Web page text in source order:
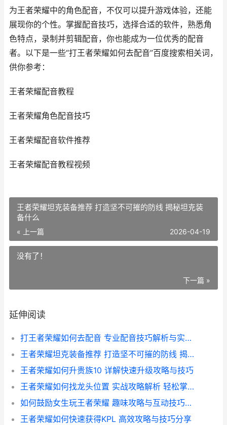
为王者荣耀中的角色配音，不仅可以提升游戏体验，还能
展现你的个性。掌握配音技巧，选择合适的软件，熟悉角
色特点，录制并剪辑配音，你也能成为一位优秀的配音
者。以下是一些“打王者荣耀如何去配音”百度搜索相关词，
供你参考：
王者荣耀配音教程
王者荣耀角色配音技巧
王者荣耀配音软件推荐
王者荣耀配音教程视频
王者荣耀坦克装备推荐 打造坚不可摧的防线 揭秘坦克装
备什么
« 上一篇 2026-04-19
没有了！
下一篇 »
延伸阅读
打王者荣耀如何去配音 专业配音技巧解析与实战指南
王者荣耀坦克装备推荐 打造坚不可摧的防线 揭秘坦克装备什么
王者荣耀如何升贵族10 详解快速升级攻略与技巧
王者荣耀如何找龙头位置 实战攻略解析 轻松掌握游戏制胜关键
如何鼓励女生玩王者荣耀 趣味攻略与互动技巧大揭秘
王者荣耀如何快速获得KPL 高效攻略与技巧分享